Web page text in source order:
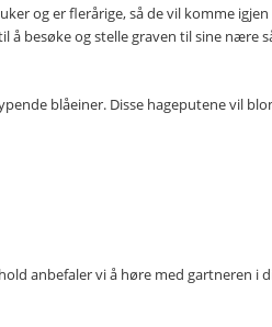
og er flerårige, så de vil komme igjen
besøke og stelle graven til sine nære
blåeiner. Disse hageputene vil
anbefaler vi å høre med gartneren i